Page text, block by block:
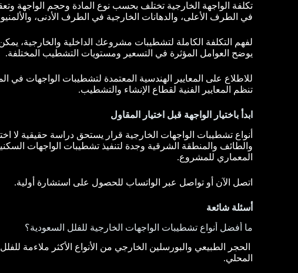
تكلفة الواجهة الخارجية تختلف بحسب نوع المادة وحجم الواجهة
في الطرف الأعلى، والدهانات الخارجية في الطرف الأدنى،
لفهم التكلفة الكاملة لتشطيبات مشروعك الداخلية والخارجية،
يوضح العوامل المؤثرة في التسعير ومستويات التشطيب المختلفة.
للاطلاع على المعايير الهندسية المعتمدة لتشطيبات الواجهات في
تنظم المعايير الفنية لقطاع الإنشاء والتشطيب.
ابدأ باختيار الواجهة قبل اختيار المقاول
أنواع تشطيبات الواجهات الخارجية قرار يستحق دراسة حقيقية لا
والطائف والمنطقة الشرقية وجدة لتنفيذ تشطيبات الواجهات
المعماري للمشروع.
اتصل الآن أو تواصل عبر الواتساب للحصول على استشارة أولية.
أسئلة شائعة
ما أفضل أنواع تشطيبات الواجهات الخارجية للفلل السعودية؟
الحجر الطبيعي والبورسلين الخارجي من الأنواع الأكثر ملاءمة
المحلي.